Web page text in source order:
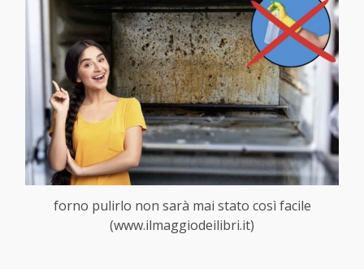
forno pulirlo non sarà mai stato così facile
(www.ilmaggiodeilibri.it)